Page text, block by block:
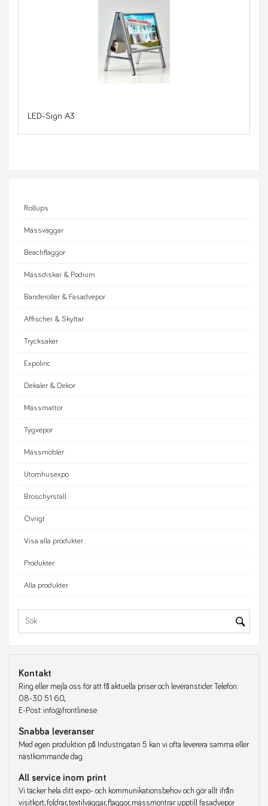
Rollups
Mässväggar
Beachflaggor
Mässdiskar & Podium
Banderoller & Fasadvepor
Affischer & Skyltar
Trycksaker
Expolinc
Dekaler & Dekor
Mässmattor
Tygvepor
Mässmöbler
Utomhusexpo
Broschyrställ
Övrigt
Visa alla produkter
Produkter
Alla produkter
Kontakt
Ring eller mejla oss för att få aktuella priser och leveranstider. Telefon:
08-30 51 60,
E-Post: info@frontline.se
Snabba leveranser
Med egen produktion på Industrigatan 5 kan vi ofta leverera samma eller
nästkommande dag.
All service inom print
Vi täcker hela ditt expo- och kommunikationsbehov och gör allt ifrån
visitkort, foldrar, textilväggar, flaggor, mässmontrar upptill fasadvepor
LED-Sign A3